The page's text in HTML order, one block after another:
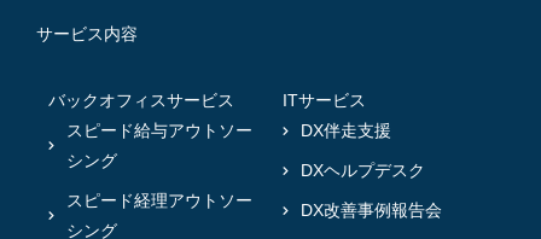
サービス内容
バックオフィスサービス
スピード給与アウトソー
シング
スピード経理アウトソー
シング
ITサービス
DX伴走支援
DXヘルプデスク
DX改善事例報告会